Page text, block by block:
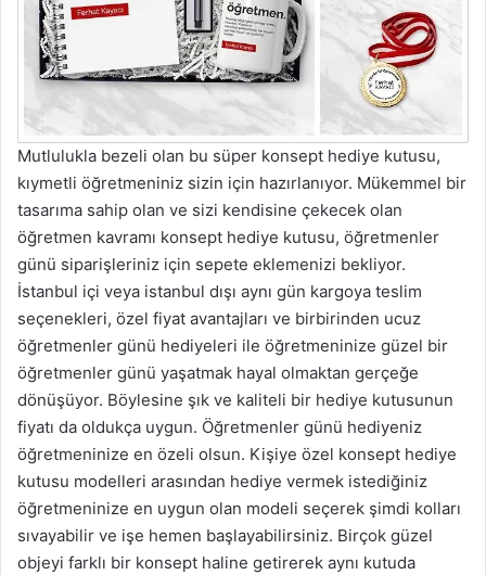
Mutlulukla bezeli olan bu süper konsept hediye kutusu,
kıymetli öğretmeniniz sizin için hazırlanıyor. Mükemmel bir
tasarıma sahip olan ve sizi kendisine çekecek olan
öğretmen kavramı konsept hediye kutusu, öğretmenler
günü siparişleriniz için sepete eklemenizi bekliyor.
İstanbul içi veya istanbul dışı aynı gün kargoya teslim
seçenekleri, özel fiyat avantajları ve birbirinden ucuz
öğretmenler günü hediyeleri ile öğretmeninize güzel bir
öğretmenler günü yaşatmak hayal olmaktan gerçeğe
dönüşüyor. Böylesine şık ve kaliteli bir hediye kutusunun
fiyatı da oldukça uygun. Öğretmenler günü hediyeniz
öğretmeninize en özeli olsun. Kişiye özel konsept hediye
kutusu modelleri arasından hediye vermek istediğiniz
öğretmeninize en uygun olan modeli seçerek şimdi kolları
sıvayabilir ve işe hemen başlayabilirsiniz. Birçok güzel
objeyi farklı bir konsept haline getirerek aynı kutuda